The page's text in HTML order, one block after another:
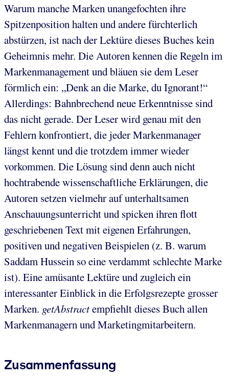
Warum manche Marken unangefochten ihre
Spitzenposition halten und andere fürchterlich
abstürzen, ist nach der Lektüre dieses Buches kein
Geheimnis mehr. Die Autoren kennen die Regeln im
Markenmanagement und bläuen sie dem Leser
förmlich ein: „Denk an die Marke, du Ignorant!“
Allerdings: Bahnbrechend neue Erkenntnisse sind
das nicht gerade. Der Leser wird genau mit den
Fehlern konfrontiert, die jeder Markenmanager
längst kennt und die trotzdem immer wieder
vorkommen. Die Lösung sind denn auch nicht
hochtrabende wissenschaftliche Erklärungen, die
Autoren setzen vielmehr auf unterhaltsamen
Anschauungsunterricht und spicken ihren flott
geschriebenen Text mit eigenen Erfahrungen,
positiven und negativen Beispielen (z. B. warum
Saddam Hussein so eine verdammt schlechte Marke
ist). Eine amüsante Lektüre und zugleich ein
interessanter Einblick in die Erfolgsrezepte grosser
Marken. getAbstractempfiehlt dieses Buch allen
Markenmanagern und Marketingmitarbeitern.
Zusammenfassung